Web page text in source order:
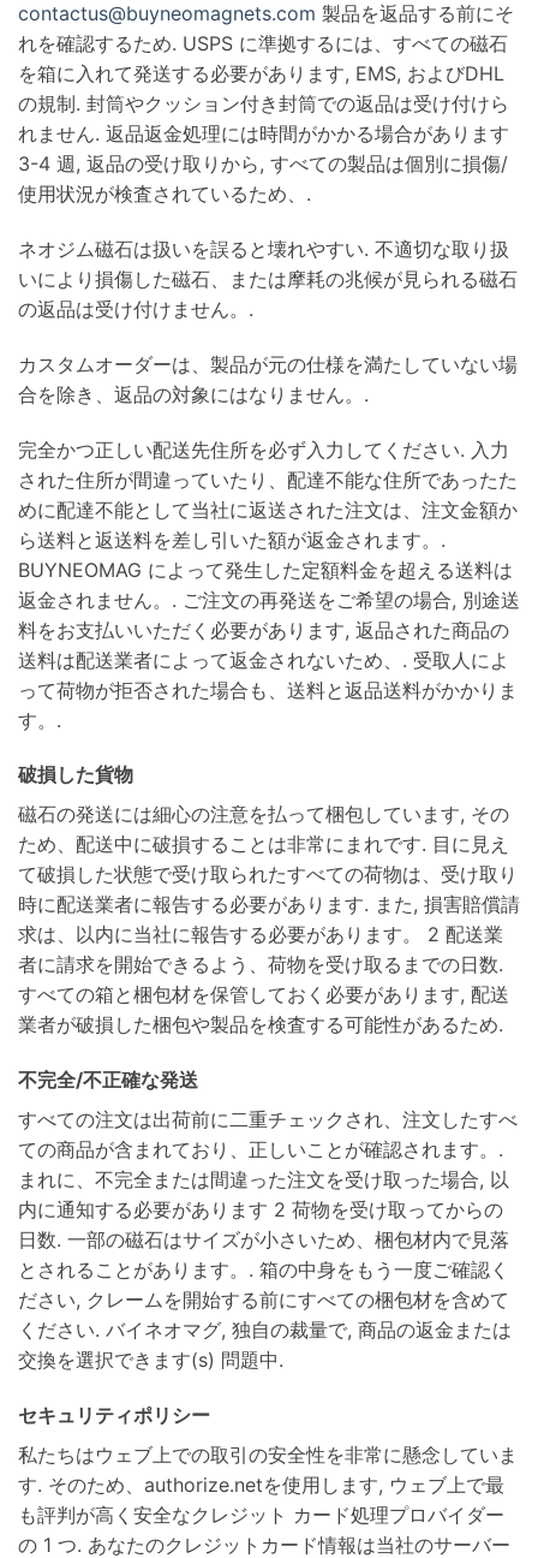
contactus@buyneomagnets.com 製品を返品する前にそ
れを確認するため. USPS に準拠するには、すべての磁石
を箱に入れて発送する必要があります, EMS, およびDHL
の規制. 封筒やクッション付き封筒での返品は受け付けら
れません. 返品返金処理には時間がかかる場合があります
3-4 週, 返品の受け取りから, すべての製品は個別に損傷/
使用状況が検査されているため、.
ネオジム磁石は扱いを誤ると壊れやすい. 不適切な取り扱
いにより損傷した磁石、または摩耗の兆候が見られる磁石
の返品は受け付けません。.
カスタムオーダーは、製品が元の仕様を満たしていない場
合を除き、返品の対象にはなりません。.
完全かつ正しい配送先住所を必ず入力してください. 入力
された住所が間違っていたり、配達不能な住所であったた
めに配達不能として当社に返送された注文は、注文金額か
ら送料と返送料を差し引いた額が返金されます。.
BUYNEOMAG によって発生した定額料金を超える送料は
返金されません。. ご注文の再発送をご希望の場合, 別途送
料をお支払いいただく必要があります, 返品された商品の
送料は配送業者によって返金されないため、. 受取人によ
って荷物が拒否された場合も、送料と返品送料がかかりま
す。.
破損した貨物
磁石の発送には細心の注意を払って梱包しています, その
ため、配送中に破損することは非常にまれです. 目に見え
て破損した状態で受け取られたすべての荷物は、受け取り
時に配送業者に報告する必要があります. また, 損害賠償請
求は、以内に当社に報告する必要があります。 2 配送業
者に請求を開始できるよう、荷物を受け取るまでの日数.
すべての箱と梱包材を保管しておく必要があります, 配送
業者が破損した梱包や製品を検査する可能性があるため.
不完全/不正確な発送
すべての注文は出荷前に二重チェックされ、注文したすべ
ての商品が含まれており、正しいことが確認されます。.
まれに、不完全または間違った注文を受け取った場合, 以
内に通知する必要があります 2 荷物を受け取ってからの
日数. 一部の磁石はサイズが小さいため、梱包材内で見落
とされることがあります。. 箱の中身をもう一度ご確認く
ださい, クレームを開始する前にすべての梱包材を含めて
ください. バイネオマグ, 独自の裁量で, 商品の返金または
交換を選択できます(s) 問題中.
セキュリティポリシー
私たちはウェブ上での取引の安全性を非常に懸念していま
す. そのため、authorize.netを使用します, ウェブ上で最
も評判が高く安全なクレジット カード処理プロバイダー
の 1 つ. あなたのクレジットカード情報は当社のサーバー